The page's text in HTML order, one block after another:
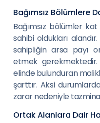
Bağımsız Bölümlere
Bağımsız bölümler
sahibi oldukları
sahipliğin arsa payı
etmek gerekmektedir.
elinde bulunduran
şarttır. Aksi
zarar nedeniyle
Ortak Alanlara Dair